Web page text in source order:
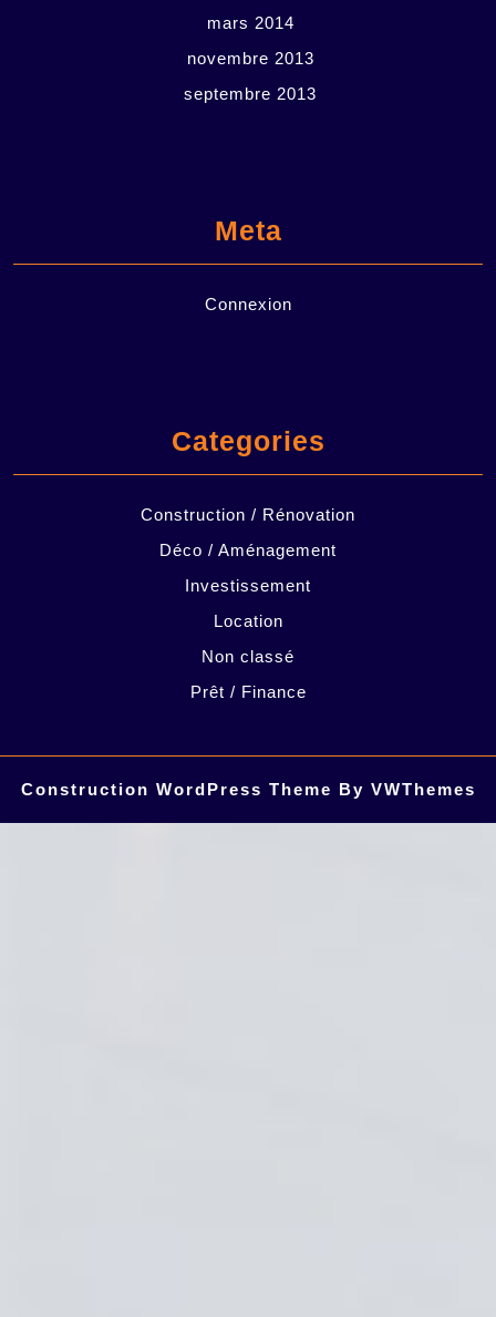
mars 2014
novembre 2013
septembre 2013
Meta
Connexion
Categories
Construction / Rénovation
Déco / Aménagement
Investissement
Location
Non classé
Prêt / Finance
Construction WordPress Theme By VWThemes